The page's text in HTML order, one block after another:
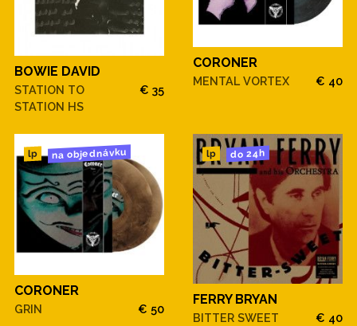
BOWIE DAVID
STATION TO
STATION HS
€ 35
CORONER
MENTAL VORTEX € 40
lp na objednávku
CORONER
GRIN € 50
lp do 24h
FERRY BRYAN
BITTER SWEET € 40